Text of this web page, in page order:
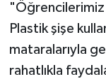
"Öğrencilerimiz
Plastik şişe
mataralarıyla
rahatlıkla